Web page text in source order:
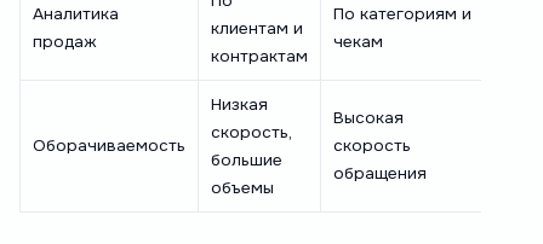
Аналитика
продаж
клиентам и
контрактам
По категориям и
чекам
Оборачиваемость
Низкая
скорость,
большие
объемы
Высокая
скорость
обращения